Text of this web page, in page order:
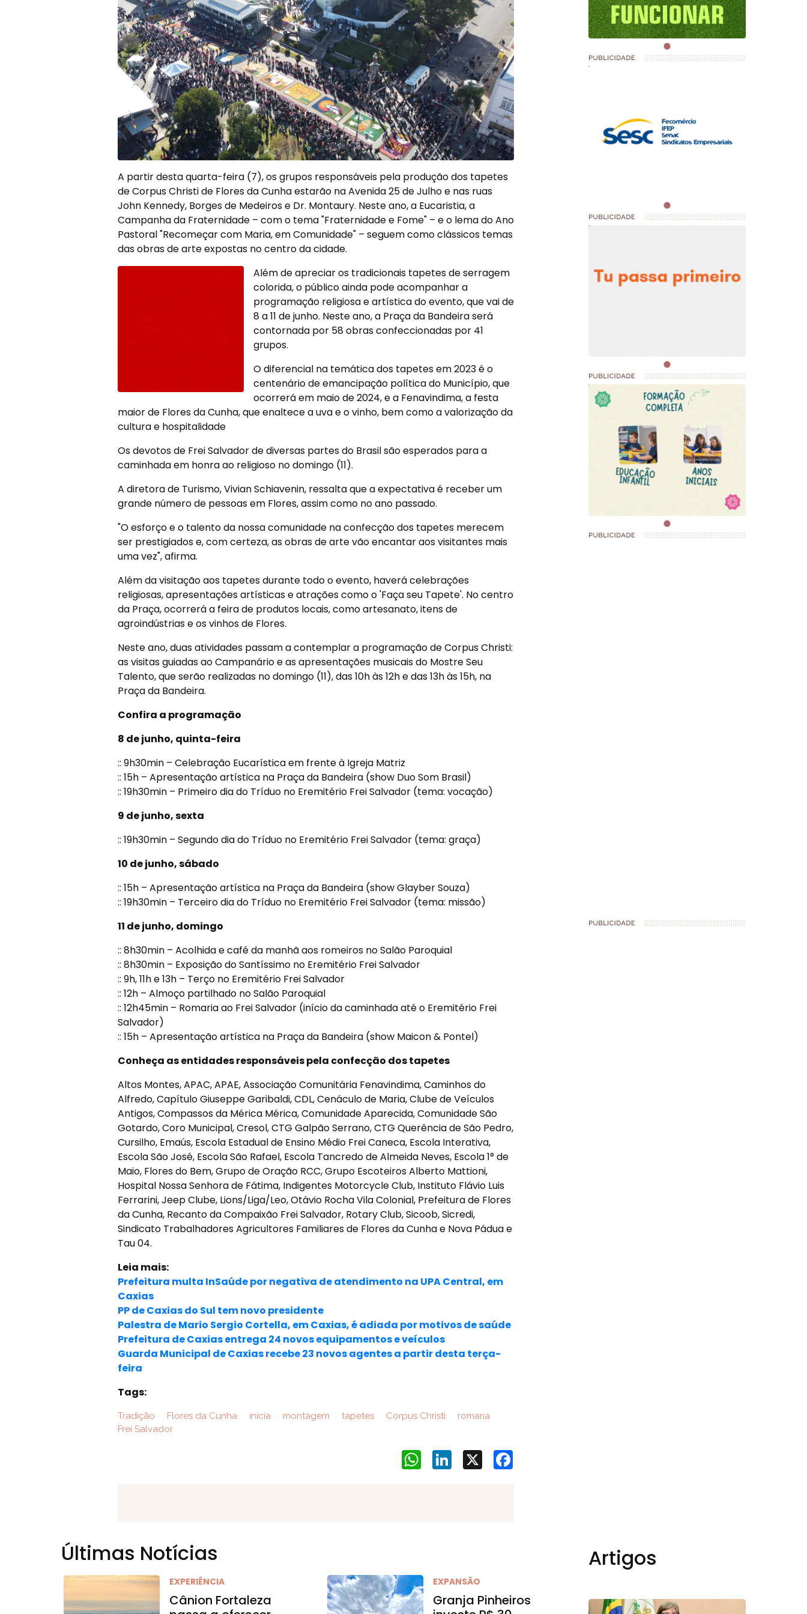
A partir desta quarta-feira (7), os grupos responsáveis pela produção dos tapetes
de Corpus Christi de Flores da Cunha estarão na Avenida 25 de Julho e nas ruas
John Kennedy, Borges de Medeiros e Dr. Montaury. Neste ano, a Eucaristia, a
Campanha da Fraternidade – com o tema "Fraternidade e Fome" – e o lema do Ano
Pastoral "Recomeçar com Maria, em Comunidade" – seguem como clássicos temas
das obras de arte expostas no centro da cidade.
Além de apreciar os tradicionais tapetes de serragem
colorida, o público ainda pode acompanhar a
programação religiosa e artística do evento, que vai de
8 a 11 de junho. Neste ano, a Praça da Bandeira será
contornada por 58 obras confeccionadas por 41
grupos.
O diferencial na temática dos tapetes em 2023 é o
centenário de emancipação política do Município, que
ocorrerá em maio de 2024, e a Fenavindima, a festa
maior de Flores da Cunha, que enaltece a uva e o vinho, bem como a valorização da
cultura e hospitalidade
Os devotos de Frei Salvador de diversas partes do Brasil são esperados para a
caminhada em honra ao religioso no domingo (11).
A diretora de Turismo, Vivian Schiavenin, ressalta que a expectativa é receber um
grande número de pessoas em Flores, assim como no ano passado.
"O esforço e o talento da nossa comunidade na confecção dos tapetes merecem
ser prestigiados e, com certeza, as obras de arte vão encantar aos visitantes mais
uma vez", afirma.
Além da visitação aos tapetes durante todo o evento, haverá celebrações
religiosas, apresentações artísticas e atrações como o 'Faça seu Tapete'. No centro
da Praça, ocorrerá a feira de produtos locais, como artesanato, itens de
agroindústrias e os vinhos de Flores.
Neste ano, duas atividades passam a contemplar a programação de Corpus Christi:
as visitas guiadas ao Campanário e as apresentações musicais do Mostre Seu
Talento, que serão realizadas no domingo (11), das 10h às 12h e das 13h às 15h, na
Praça da Bandeira.
Confira a programação
8 de junho, quinta-feira
:: 9h30min – Celebração Eucarística em frente à Igreja Matriz
:: 15h – Apresentação artística na Praça da Bandeira (show Duo Som Brasil)
:: 19h30min – Primeiro dia do Tríduo no Eremitério Frei Salvador (tema: vocação)
9 de junho, sexta
:: 19h30min – Segundo dia do Tríduo no Eremitério Frei Salvador (tema: graça)
10 de junho, sábado
:: 15h – Apresentação artística na Praça da Bandeira (show Glayber Souza)
:: 19h30min – Terceiro dia do Tríduo no Eremitério Frei Salvador (tema: missão)
11 de junho, domingo
:: 8h30min – Acolhida e café da manhã aos romeiros no Salão Paroquial
:: 8h30min – Exposição do Santíssimo no Eremitério Frei Salvador
:: 9h, 11h e 13h – Terço no Eremitério Frei Salvador
:: 12h – Almoço partilhado no Salão Paroquial
:: 12h45min – Romaria ao Frei Salvador (início da caminhada até o Eremitério Frei
Salvador)
:: 15h – Apresentação artística na Praça da Bandeira (show Maicon & Pontel)
Conheça as entidades responsáveis pela confecção dos tapetes
Altos Montes, APAC, APAE, Associação Comunitária Fenavindima, Caminhos do
Alfredo, Capítulo Giuseppe Garibaldi, CDL, Cenáculo de Maria, Clube de Veículos
Antigos, Compassos da Mérica Mérica, Comunidade Aparecida, Comunidade São
Gotardo, Coro Municipal, Cresol, CTG Galpão Serrano, CTG Querência de São Pedro,
Cursilho, Emaús, Escola Estadual de Ensino Médio Frei Caneca, Escola Interativa,
Escola São José, Escola São Rafael, Escola Tancredo de Almeida Neves, Escola 1° de
Maio, Flores do Bem, Grupo de Oração RCC, Grupo Escoteiros Alberto Mattioni,
Hospital Nossa Senhora de Fátima, Indigentes Motorcycle Club, Instituto Flávio Luis
Ferrarini, Jeep Clube, Lions/Liga/Leo, Otávio Rocha Vila Colonial, Prefeitura de Flores
da Cunha, Recanto da Compaixão Frei Salvador, Rotary Club, Sicoob, Sicredi,
Sindicato Trabalhadores Agricultores Familiares de Flores da Cunha e Nova Pádua e
Tau 04.
Leia mais:
Prefeitura multa InSaúde por negativa de atendimento na UPA Central, em
Caxias
PP de Caxias do Sul tem novo presidente
Palestra de Mario Sergio Cortella, em Caxias, é adiada por motivos de saúde
Prefeitura de Caxias entrega 24 novos equipamentos e veículos
Guarda Municipal de Caxias recebe 23 novos agentes a partir desta terça-
feira
Tags:
Tradição Flores da Cunha inicia montagem tapetes Corpus Christi
romaria
Frei Salvador
Facebook
X
LinkedIn
WhatsApp
Últimas Notícias
EXPERIÊNCIA
Cânion Fortaleza
EXPANSÃO
Granja Pinheiros
Artigos